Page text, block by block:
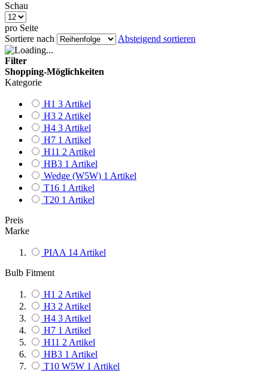
Schau
pro Seite
Sortiere nach
Absteigend sortieren
Filter
Shopping-Möglichkeiten
Kategorie
H1 3 Artikel
H3 2 Artikel
H4 3 Artikel
H7 1 Artikel
H11 2 Artikel
HB3 1 Artikel
Wedge (W5W) 1 Artikel
T16 1 Artikel
T20 1 Artikel
Preis
Marke
PIAA 14 Artikel
Bulb Fitment
H1 2 Artikel
H3 2 Artikel
H4 3 Artikel
H7 1 Artikel
H11 2 Artikel
HB3 1 Artikel
T10 W5W 1 Artikel